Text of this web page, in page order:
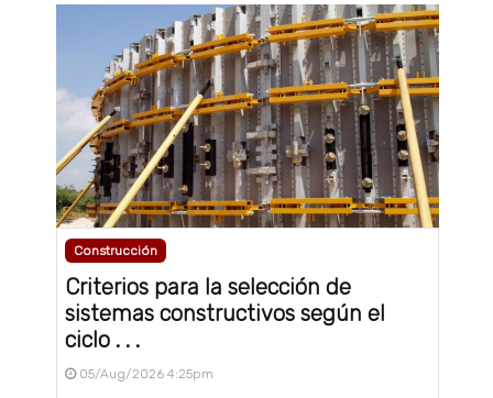
Construcción
Criterios para la selección de
sistemas constructivos según el
ciclo . . .
05/Aug/2026 4:25pm